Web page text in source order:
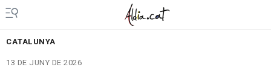
CATALUNYA
13 DE JUNY DE 2026